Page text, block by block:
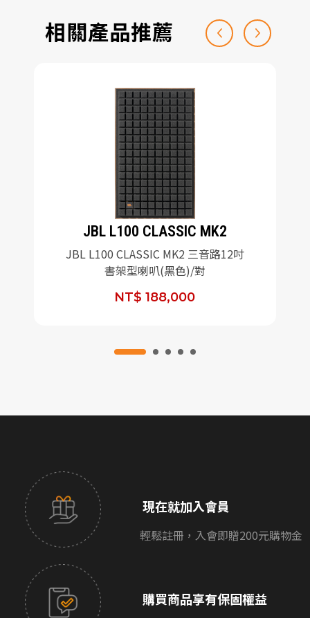
相關產品推薦
JBL L100 CLASSIC MK2
JBL L100 CLASSIC MK2 三音路12吋
書架型喇叭(黑色)/對
NT$ 188,000
現在就加入會員
輕鬆註冊，入會即贈200元購物金
購買商品享有保固權益